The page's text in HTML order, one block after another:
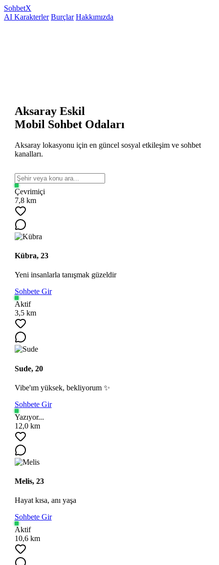
SohbetX
AI Karakterler Burçlar Hakkımızda
Aksaray Eskil
Mobil Sohbet Odaları
Aksaray lokasyonu için en güncel sosyal etkileşim ve sohbet
kanalları.
Çevrimiçi
7,8 km
Kübra, 23
Yeni insanlarla tanışmak güzeldir
Sohbete Gir
Aktif
3,5 km
Sude, 20
Vibe'ım yüksek, bekliyorum ✨
Sohbete Gir
Yazıyor...
12,0 km
Melis, 23
Hayat kısa, anı yaşa
Sohbete Gir
Aktif
10,6 km